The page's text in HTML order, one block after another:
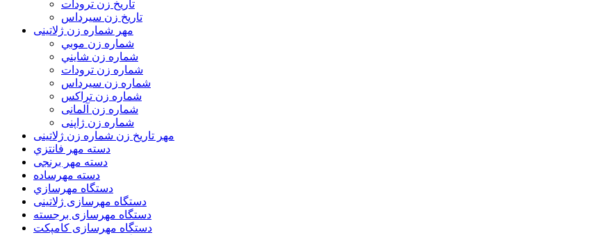
تاريخ زن ترودات
تاريخ زن سيرداس
مهر شماره زن ژلاتینی
شماره زن موبي
شماره زن شايني
شماره زن ترودات
شماره زن سيرداس
شماره زن تراکس
شماره زن آلمانی
شماره زن ژاپنی
مهر تاریخ زن شماره زن ژلاتینی
دسته مهر فانتزي
دسته مهر برنجی
دسته مهرساده
دستگاه مهرسازي
دستگاه مهرسازی ژلاتینی
دستگاه مهرسازی برجسته
دستگاه مهرسازی کامپکت